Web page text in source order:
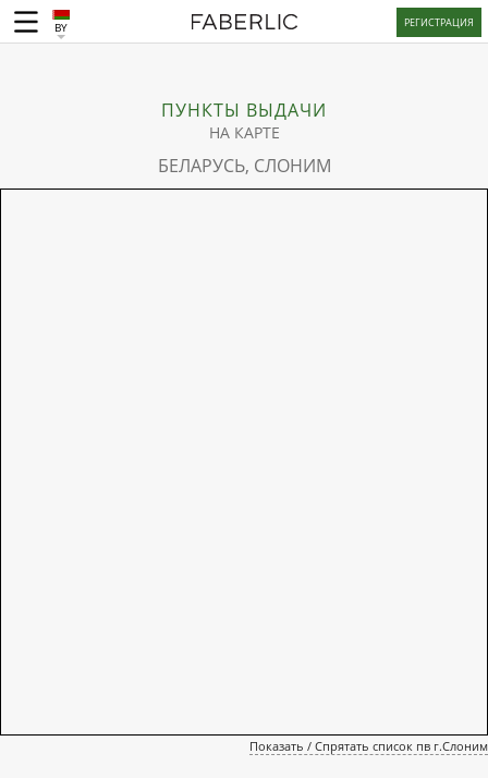
BY РЕГИСТРАЦИЯ
ПУНКТЫ ВЫДАЧИ
НА КАРТЕ
БЕЛАРУСЬ, СЛОНИМ
Показать / Спрятать список пв г.Слоним